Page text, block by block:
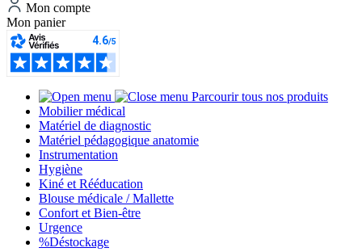
Mon compte
Mon panier
Parcourir tous nos produits
Mobilier médical
Matériel de diagnostic
Matériel pédagogique anatomie
Instrumentation
Hygiène
Kiné et Rééducation
Blouse médicale / Mallette
Confort et Bien-être
Urgence
%Déstockage